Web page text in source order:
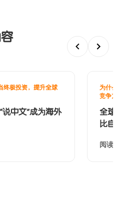
终极投资，提升全球
中文”成为海外
为什
竞争力
全球
比自
阅读